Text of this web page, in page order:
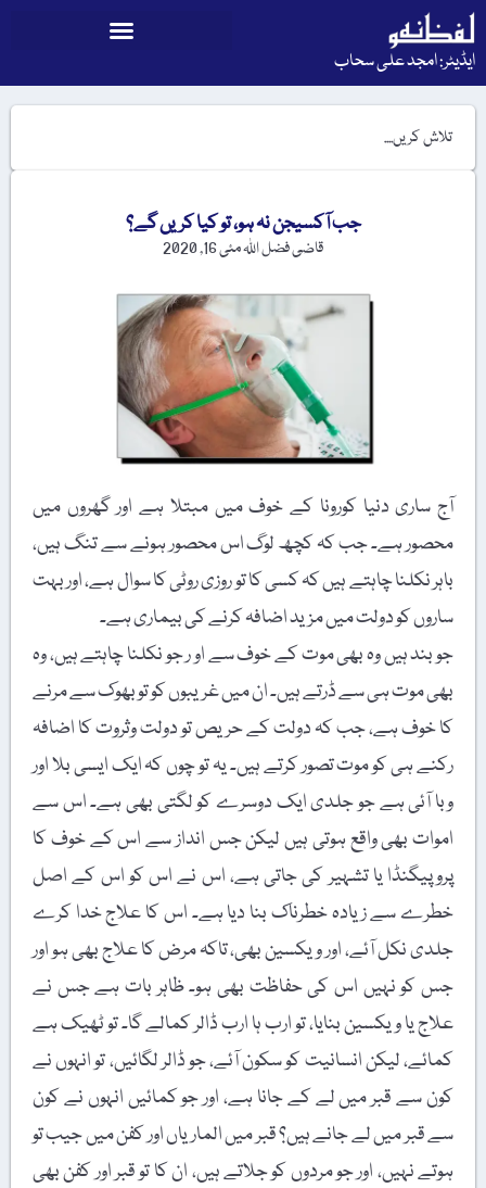
ایڈیٹر: امجد علی سحاب
جب آکسیجن نہ ہو، تو کیا کریں گے؟
قاضی فضل اللہمئی 16, 2020
آج ساری دنیا کورونا کے خوف میں مبتلا ہے اور گھروں میں
محصور ہے۔ جب کہ کچھ لوگ اس محصور ہونے سے تنگ ہیں،
باہر نکلنا چاہتے ہیں کہ کسی کا تو روزی روٹی کا سوال ہے، اور بہت
ساروں کو دولت میں مزید اضافہ کرنے کی بیماری ہے۔
جو بند ہیں وہ بھی موت کے خوف سے او ر جو نکلنا چاہتے ہیں، وہ
بھی موت ہی سے ڈرتے ہیں۔ ان میں غریبوں کو تو بھوک سے مرنے
کا خوف ہے، جب کہ دولت کے حریص تو دولت وثروت کا اضافہ
رکنے ہی کو موت تصور کرتے ہیں۔ یہ تو چوں کہ ایک ایسی بلا اور
وبا آئی ہے جو جلدی ایک دوسرے کو لگتی بھی ہے۔ اس سے
اموات بھی واقع ہوتی ہیں لیکن جس انداز سے اس کے خوف کا
پروپیگنڈا یا تشہیر کی جاتی ہے، اس نے اس کو اس کے اصل
خطرے سے زیادہ خطرناک بنا دیا ہے۔ اس کا علاج خدا کرے
جلدی نکل آئے، اور ویکسین بھی، تاکہ مرض کا علاج بھی ہو اور
جس کو نہیں اس کی حفاظت بھی ہو۔ ظاہر بات ہے جس نے
علاج یا ویکسین بنایا، تو ارب ہا ارب ڈالر کمالے گا۔ تو ٹھیک ہے
کمائے، لیکن انسانیت کو سکون آئے، جو ڈالر لگائیں، تو انہوں نے
کون سے قبر میں لے کے جانا ہے، اور جو کمائیں انہوں نے کون
سے قبر میں لے جانے ہیں؟ قبر میں الماریاں اور کفن میں جیب تو
ہوتے نہیں، اور جو مردوں کو جلاتے ہیں، ان کا تو قبر اور کفن بھی